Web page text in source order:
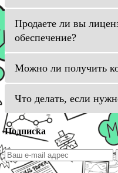
Продаете ли вы
обеспечение?
Можно ли получить
Что делать, если
Подписка